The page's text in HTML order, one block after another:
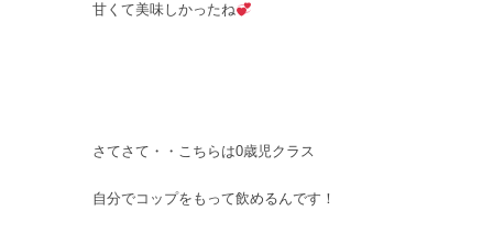
甘くて美味しかったね
さてさて・・こちらは0歳児クラス
自分でコップをもって飲めるんです！